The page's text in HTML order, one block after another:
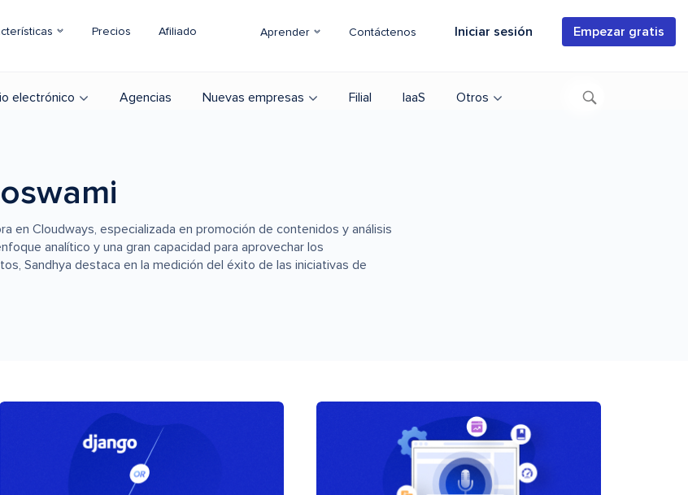
Precios Afiliado Aprender Contáctenos Iniciar sesión Empezar gratis
electrónico Agencias Nuevas empresas Filial IaaS Otros
en Cloudways, especializada en promoción de contenidos y análisis
analítico y una gran capacidad para aprovechar los
Sandhya destaca en la medición del éxito de las iniciativas de